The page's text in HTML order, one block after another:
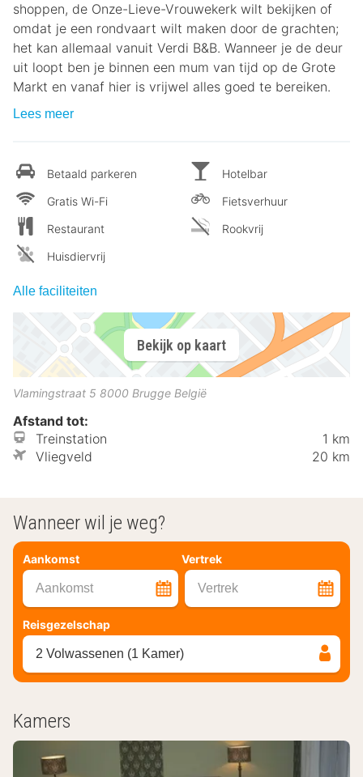
shoppen, de Onze-Lieve-Vrouwekerk wilt bekijken of
omdat je een rondvaart wilt maken door de grachten;
het kan allemaal vanuit Verdi B&B. Wanneer je de deur
uit loopt ben je binnen een mum van tijd op de Grote
Markt en vanaf hier is vrijwel alles goed te bereiken.
Lees meer
Betaald parkeren
Gratis Wi-Fi
Restaurant
Huisdiervrij
Hotelbar
Fietsverhuur
Rookvrij
Alle faciliteiten
Bekijk op kaart
Vlamingstraat 5 8000 Brugge België
Afstand tot:
Treinstation
1 km
Vliegveld
20 km
Wanneer wil je weg?
Aankomst Vertrek
Aankomst Vertrek
Reisgezelschap
2 Volwassenen (1 Kamer)
Kamers